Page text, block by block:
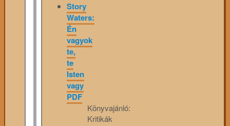
Story
Waters:
Én
vagyok
te,
te
Isten
vagy
PDF
Könyvajánló:
Kritikák